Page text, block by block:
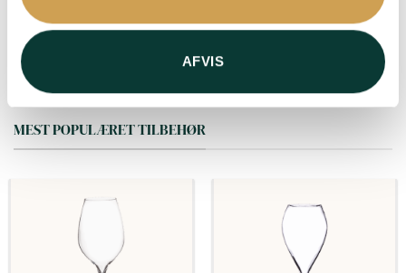
AFVIS
MEST POPULÆRET TILBEHØR